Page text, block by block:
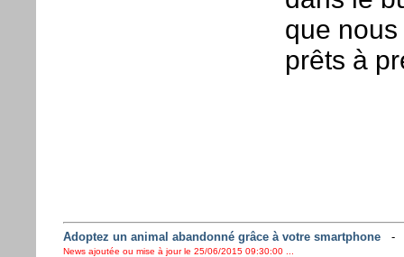
que
prêts à
Adoptez un animal abandonné grâce à votre smartphone
News ajoutée ou mise à jour le 25/06/2015 09:30:00 ...